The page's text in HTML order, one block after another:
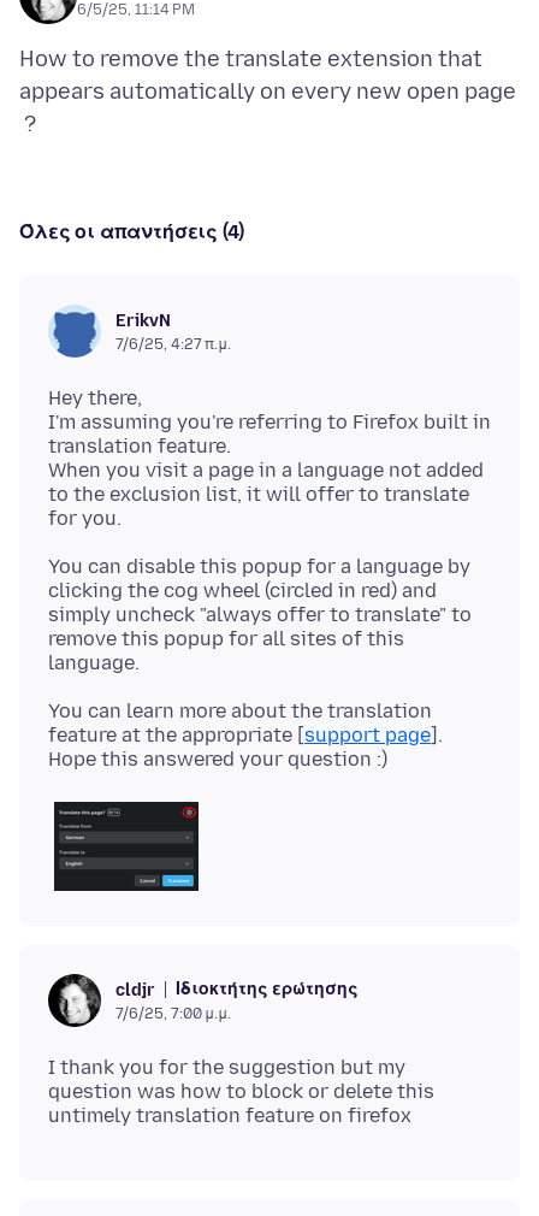
6/5/25, 11:14 PM
How to remove the translate extension that
appears automatically on every new open page
Όλες οι απαντήσεις (4)
ErikvN
7/6/25, 4:27 π.μ.
Hey there,
I'm assuming you're referring to Firefox built in
translation feature.
When you visit a page in a language not added
to the exclusion list, it will offer to translate
You can disable this popup for a language by
clicking the cog wheel (circled in red) and
simply uncheck "always offer to translate" to
remove this popup for all sites of this
You can learn more about the translation
feature at the appropriate [support page].
cldjr Ιδιοκτήτης ερώτησης
7/6/25, 7:00 μ.μ.
I thank you for the suggestion but my
question was how to block or delete this